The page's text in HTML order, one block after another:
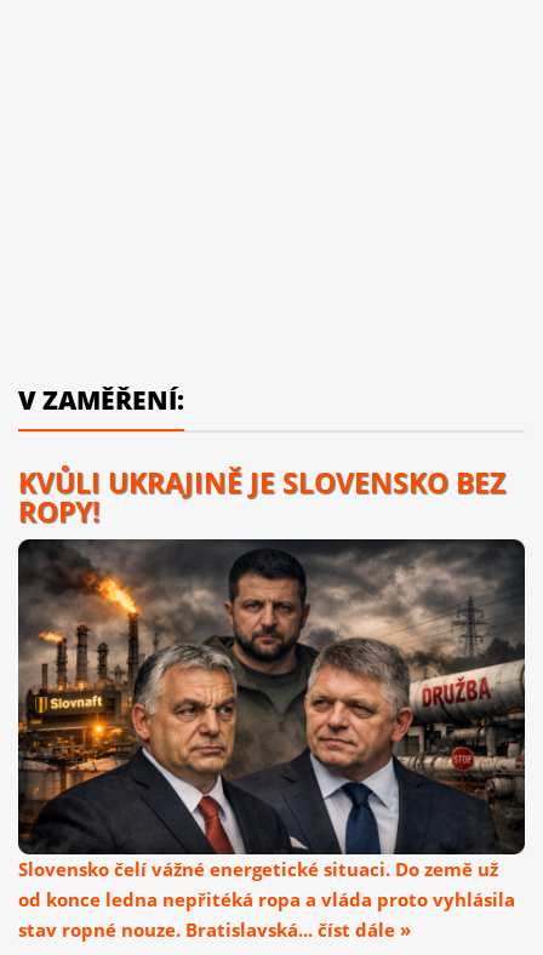
V ZAMĚŘENÍ:
KVŮLI UKRAJINĚ JE SLOVENSKO BEZ
ROPY!
Slovensko čelí vážné energetické situaci. Do země už
od konce ledna nepřitéká ropa a vláda proto vyhlásila
stav ropné nouze. Bratislavská... číst dále »